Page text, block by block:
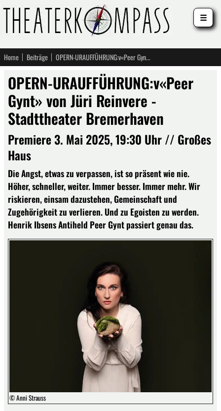
Home Beiträge OPERN-URAUFFÜHRUNG:v«Peer Gynt» von Jüri Reinvere - Stadttheater Bremerhaven
OPERN-URAUFFÜHRUNG:v«Peer
Gynt» von Jüri Reinvere -
Stadttheater Bremerhaven
Premiere 3. Mai 2025, 19:30 Uhr // Großes
Haus
Die Angst, etwas zu verpassen, ist so präsent wie nie.
Höher, schneller, weiter. Immer besser. Immer mehr. Wir
riskieren, einsam dazustehen, Gemeinschaft und
Zugehörigkeit zu verlieren. Und zu Egoisten zu werden.
Henrik Ibsens Antiheld Peer Gynt passiert genau das.
© Anni Strauss
☰